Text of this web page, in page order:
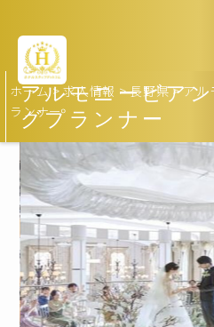
アルモニービア
グプランナー
ホーム>求人情報 >長野県>アル
ランナー